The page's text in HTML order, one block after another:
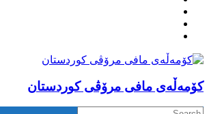
كۆمه‌ڵه‌ی مافی مرۆڤی کوردستان